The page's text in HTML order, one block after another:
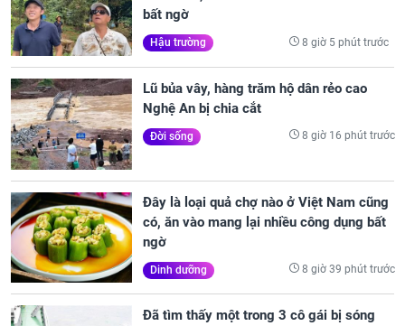
bất ngờ
Hậu trường 8 giờ 5 phút trước
Lũ bủa vây, hàng trăm hộ dân rẻo cao
Nghệ An bị chia cắt
Đời sống 8 giờ 16 phút trước
Đây là loại quả chợ nào ở Việt Nam cũng
có, ăn vào mang lại nhiều công dụng bất
ngờ
Dinh dưỡng 8 giờ 39 phút trước
Đã tìm thấy một trong 3 cô gái bị sóng